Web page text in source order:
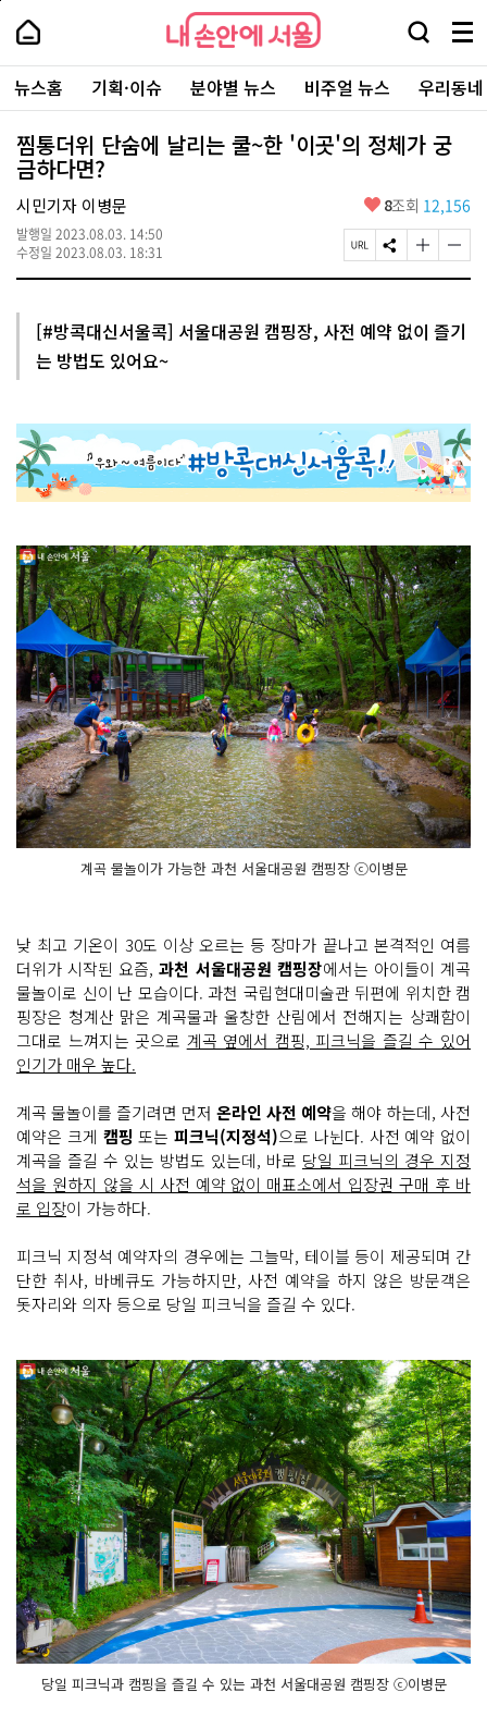
본
로
가
내
손
안
에
서
울
-
서
울
시
대
표
소
통
포
내
손
에
울
검
창
열
기
메
뉴
전
체
보
주
요
서
뉴스홈 기획·이슈 분야별 뉴스 비주얼 뉴스 우리동
찜통더위 단숨에 날리는 쿨~한 '이곳'의 정체가 궁
금하다면?
시민기자 이병문
발행일 2023.08.03. 14:50
수정일 2023.08.03. 18:31
좋
요
8조회 12,156
페
이
R
L
S
N
유
하
글
자
크
게
기
글
자
작
게
기
[#방콕대신서울콕] 서울대공원 캠핑장, 사전 예약 없이 즐기
는 방법도 있어요~
계곡 물놀이가 가능한 과천 서울대공원 캠핑장 ⓒ이병문
낮 최고 기온이 30도 이상 오르는 등 장마가 끝나고 본격적인 여름
더위가 시작된 요즘,과천 서울대공원 캠핑장에서는 아이들이 계곡
물놀이로 신이 난 모습이다. 과천 국립현대미술관 뒤편에 위치한 캠
핑장은 청계산 맑은 계곡물과 울창한 산림에서 전해지는 상쾌함이
그대로 느껴지는 곳으로 계곡 옆에서 캠핑, 피크닉을 즐길 수 있어
인기가 매우 높다.
계곡 물놀이를 즐기려면 먼저 온라인 사전 예약을 해야 하는데, 사전
예약은 크게 캠핑 또는 피크닉(지정석)으로 나뉜다. 사전 예약 없이
계곡을 즐길 수 있는 방법도 있는데, 바로 당일 피크닉의 경우 지정
석을 원하지 않을 시 사전 예약 없이 매표소에서 입장권 구매 후 바
로 입장이 가능하다.
피크닉 지정석 예약자의 경우에는 그늘막, 테이블 등이 제공되며 간
단한 취사, 바베큐도 가능하지만, 사전 예약을 하지 않은 방문객은
돗자리와 의자 등으로 당일 피크닉을 즐길 수 있다.
당일 피크닉과 캠핑을 즐길 수 있는 과천 서울대공원 캠핑장 ⓒ이병문
페
상
단
로